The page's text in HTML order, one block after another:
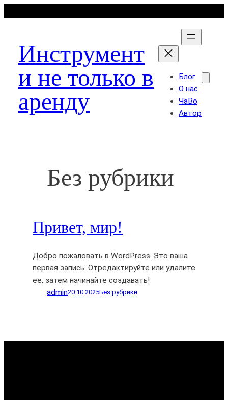
Инструмент
и не только в
аренду
Блог
О нас
ЧаВо
Автор
Без рубрики
Привет, мир!
Добро пожаловать в WordPress. Это ваша
первая запись. Отредактируйте или удалите
ее, затем начинайте создавать!
admin20.10.2025Без рубрики